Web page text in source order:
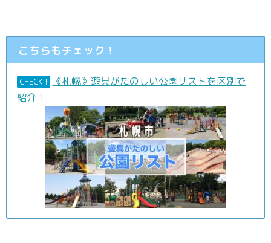
こちらもチェック！
CHECK!!
《札幌》遊具がたのしい公園リストを区別で
紹介！